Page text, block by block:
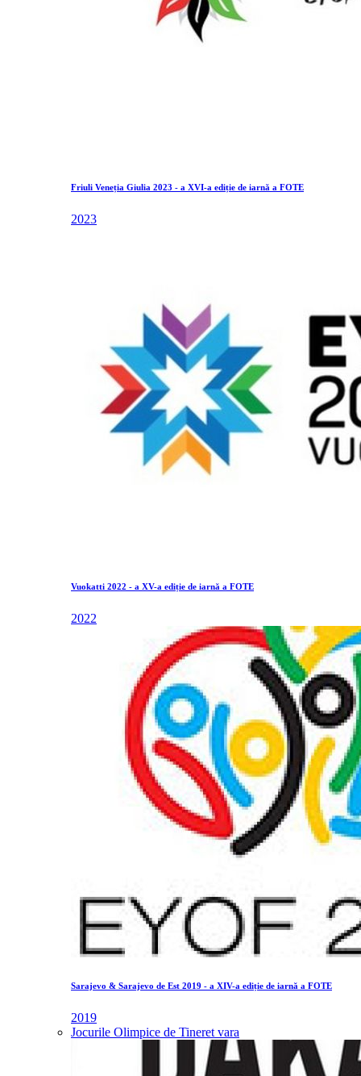
Friuli Veneția Giulia 2023 - a XVI-a ediție de iarnă a FOTE
2023
Vuokatti 2022 - a XV-a ediție de iarnă a FOTE
2022
Sarajevo & Sarajevo de Est 2019 - a XIV-a ediție de iarnă a FOTE
2019
Jocurile Olimpice de Tineret vara